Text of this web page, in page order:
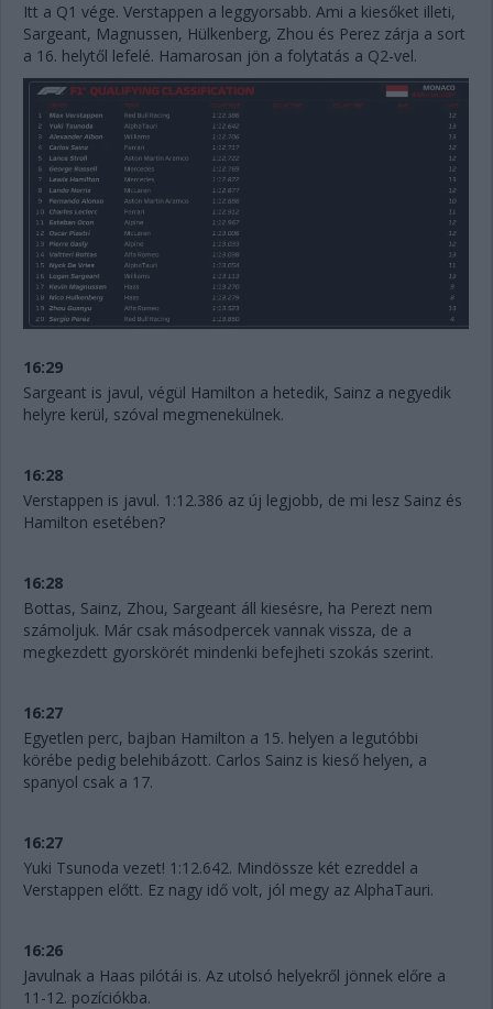
Itt a Q1 vége. Verstappen a leggyorsabb. Ami a kiesőket illeti,
Sargeant, Magnussen, Hülkenberg, Zhou és Perez zárja a sort
a 16. helytől lefelé. Hamarosan jön a folytatás a Q2-vel.
16:29
Sargeant is javul, végül Hamilton a hetedik, Sainz a negyedik
helyre kerül, szóval megmenekülnek.
16:28
Verstappen is javul. 1:12.386 az új legjobb, de mi lesz Sainz és
Hamilton esetében?
16:28
Bottas, Sainz, Zhou, Sargeant áll kiesésre, ha Perezt nem
számoljuk. Már csak másodpercek vannak vissza, de a
megkezdett gyorskörét mindenki befejheti szokás szerint.
16:27
Egyetlen perc, bajban Hamilton a 15. helyen a legutóbbi
körébe pedig belehibázott. Carlos Sainz is kieső helyen, a
spanyol csak a 17.
16:27
Yuki Tsunoda vezet! 1:12.642. Mindössze két ezreddel a
Verstappen előtt. Ez nagy idő volt, jól megy az AlphaTauri.
16:26
Javulnak a Haas pilótái is. Az utolsó helyekről jönnek előre a
11-12. pozíciókba.